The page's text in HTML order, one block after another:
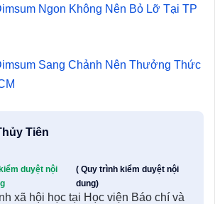
Ngon Không Nên Bỏ Lỡ Tại TP
Sang Chảnh Nên Thưởng Thức
Tiên
duyệt nội
( Quy trình kiểm duyệt nội
dung)
xã hội học tại Học viện Báo chí và